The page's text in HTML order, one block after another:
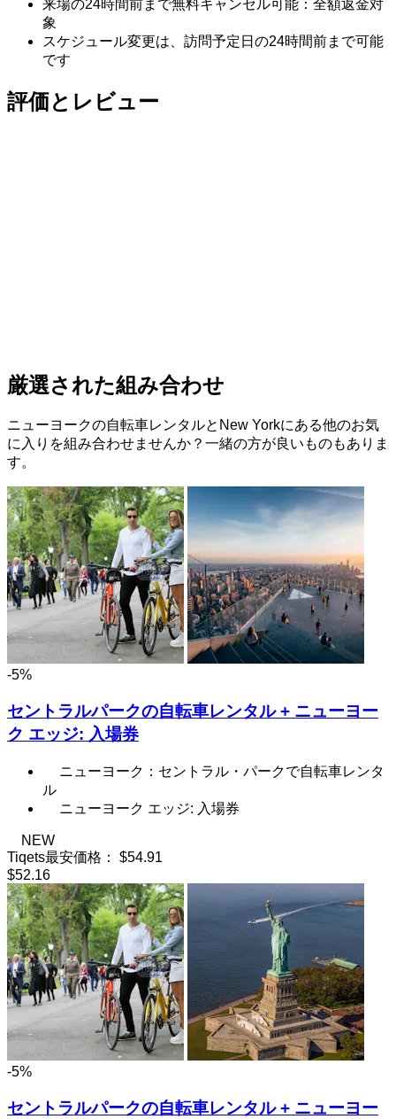
来場の24時間前まで無料キャンセル可能：全額返金対
象
スケジュール変更は、訪問予定日の24時間前まで可能
です
評価とレビュー
厳選された組み合わせ
ニューヨークの自転車レンタルとNew Yorkにある他のお気
に入りを組み合わせませんか？一緒の方が良いものもありま
す。
-5%
セントラルパークの自転車レンタル + ニューヨー
ク エッジ: 入場券
ニューヨーク：セントラル・パークで自転車レンタ
ル
ニューヨーク エッジ: 入場券
NEW
Tiqets最安価格：
$54.91
$52.16
-5%
セントラルパークの自転車レンタル + ニューヨー